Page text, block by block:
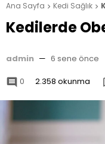
Ana Sayfa  Kedi Sağlık 
Kedilerde
admin — 6 sene önce
 0 2.358 okunma